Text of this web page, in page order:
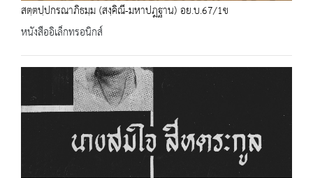
สตฺตปฺปกรณาภิธมฺม (สงฺคิณี-มหาปฎฐาน) อย.บ.67/1ข
หนังสืออิเล็กทรอนิกส์